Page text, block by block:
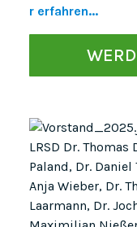
r erfahren...
LRSD Dr.
Paland, Dr. Daniel
Anja Wieber, Dr.
Laarmann, Dr.